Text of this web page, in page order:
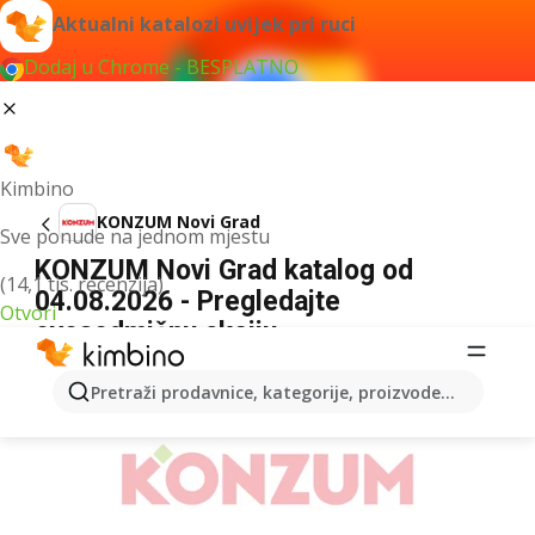
Aktualni katalozi uvijek pri ruci
Dodaj u Chrome - BESPLATNO
Kimbino
Sve ponude na jednom mjestu
(14,1 tis. recenzija)
Otvori
Pretraži prodavnice, kategorije, proizvode...
KONZUM Novi Grad
KONZUM Novi Grad katalog od
04.08.2026 - Pregledajte
ovosedmičnu akciju